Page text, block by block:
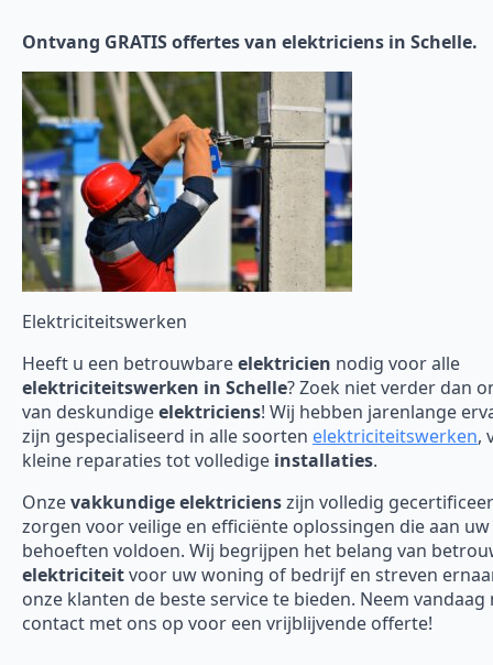
Ontvang GRATIS offertes van elektriciens in Schelle.
Elektriciteitswerken
Heeft u een betrouwbareelektricien nodig voor alle
elektriciteitswerken in Schelle? Zoek niet verder dan
van deskundigeelektriciens! Wij hebben jarenlange
zijn gespecialiseerd in alle soorten elektriciteitswerken,
kleine reparaties tot volledige installaties.
Onzevakkundige elektricienszijn volledig
zorgen voor veilige en efficiënte oplossingen die aan uw
behoeften voldoen. Wij begrijpen het belang van
elektriciteitvoor uw woning of bedrijf en streven
onze klanten de beste service te bieden. Neem vandaag
contact met ons op voor een vrijblijvende offerte!